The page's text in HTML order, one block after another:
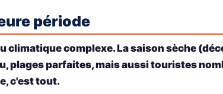
période
climatique complexe. La saison sèche
plages parfaites, mais aussi touristes
c'est tout.